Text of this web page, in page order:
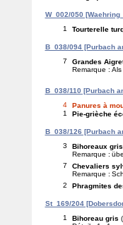
W_002/050
1
Tourterelle
B_038/094 [Purbach
7
Grandes
Remarque : Als
B_038/110 [Purbach
4
Panures à
1
Pie-grièche
B_038/126 [Purbach
3
Bihoreaux gris
Remarque :
7
Chevaliers
Remarque :
2
Phragmites
St_169/204
1
Bihoreau gris